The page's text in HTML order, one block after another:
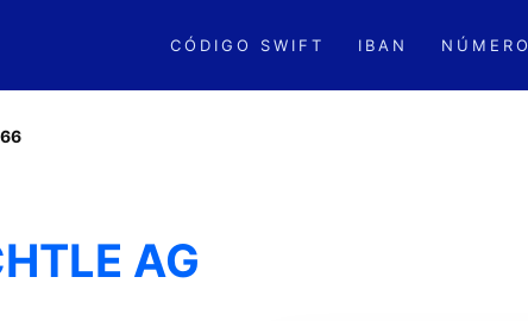
CÓDIGO SWIFT IBAN
AG